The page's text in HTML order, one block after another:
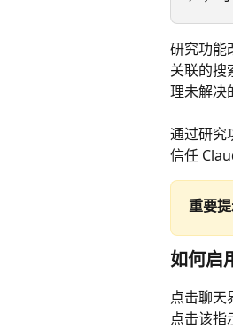
研究功能
关联的搜
理未解决
通过研究
信任
重要提
如何启
点击聊
点击该指